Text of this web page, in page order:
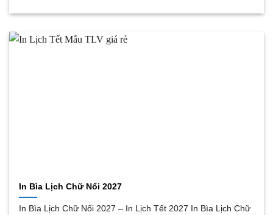
In Bìa Lịch Chữ Nổi 2027
In Bìa Lịch Chữ Nổi 2027 – In Lịch Tết 2027 In Bìa Lịch Chữ